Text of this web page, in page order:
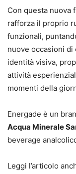
Con questa nuova
rafforza il proprio
funzionali,
nuove occasioni di
identità visiva,
attività
momenti della
Energade è un
Acqua Minerale
beverage
Leggi l’articolo